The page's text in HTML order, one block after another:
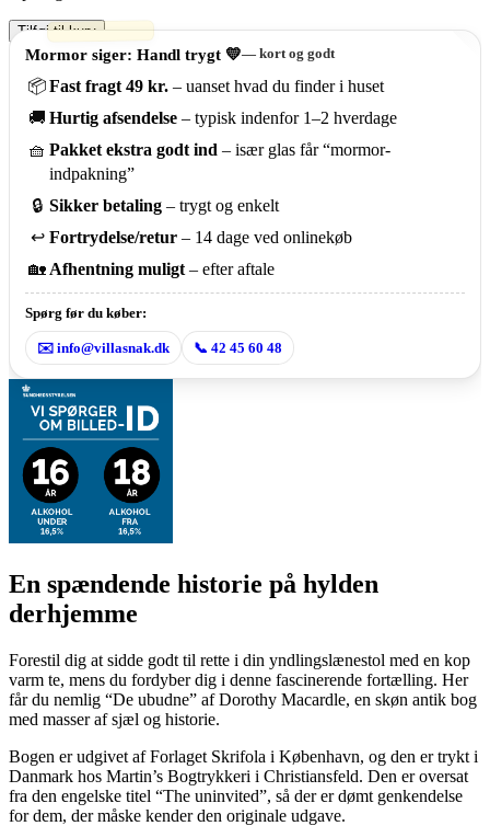
Antik
bog:
ubudne"
Dorothy
Macardle
Tilføj til kurv
Mormor siger: Handl trygt 💛— kort og godt
📦Fast fragt 49 kr. – uanset hvad du finder i huset
🚚 Hurtig afsendelse – typisk indenfor 1–2 hverdage
🧺 Pakket ekstra godt ind – især glas får “mormor-
indpakning”
🔒 Sikker betaling – trygt og enkelt
↩️ Fortrydelse/retur – 14 dage ved onlinekøb
🏡 Afhentning muligt – efter aftale
Spørg før du køber:
✉️ info@villasnak.dk 📞 42 45 60 48
En spændende historie på hylden
derhjemme
Forestil dig at sidde godt til rette i din yndlingslænestol med en kop
varm te, mens du fordyber dig i denne fascinerende fortælling. Her
får du nemlig “De ubudne” af Dorothy Macardle, en skøn antik bog
med masser af sjæl og historie.
Bogen er udgivet af Forlaget Skrifola i København, og den er trykt i
Danmark hos Martin’s Bogtrykkeri i Christiansfeld. Den er oversat
fra den engelske titel “The uninvited”, så der er dømt genkendelse
for dem, der måske kender den originale udgave.